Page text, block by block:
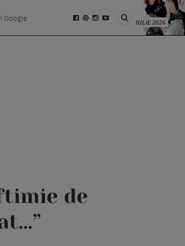
Google IULIE 2026
de